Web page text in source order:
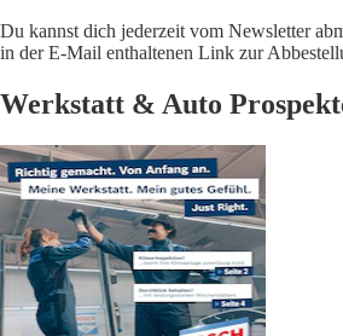
Du kannst dich jederzeit vom Newsletter
in der E-Mail enthaltenen Link zur
Werkstatt & Auto